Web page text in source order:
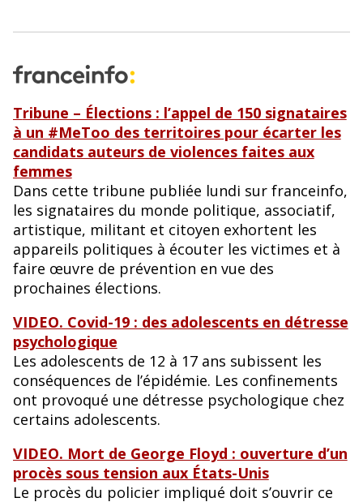
Tribune – Élections : l’appel de 150 signataires
à un #MeToo des territoires pour écarter les
candidats auteurs de violences faites aux
femmes
Dans cette tribune publiée lundi sur franceinfo,
les signataires du monde politique, associatif,
artistique, militant et citoyen exhortent les
appareils politiques à écouter les victimes et à
faire œuvre de prévention en vue des
prochaines élections.
VIDEO. Covid-19 : des adolescents en détresse
psychologique
Les adolescents de 12 à 17 ans subissent les
conséquences de l’épidémie. Les confinements
ont provoqué une détresse psychologique chez
certains adolescents.
VIDEO. Mort de George Floyd : ouverture d’un
procès sous tension aux États-Unis
Le procès du policier impliqué doit s’ouvrir ce